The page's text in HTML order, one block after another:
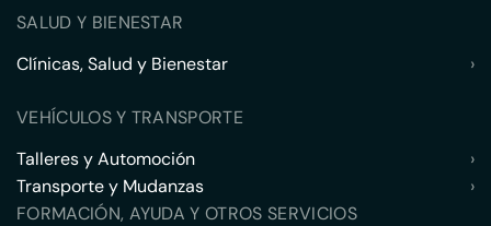
SALUD Y BIENESTAR
Clínicas, Salud y Bienestar
›
VEHÍCULOS Y TRANSPORTE
Talleres y Automoción
›
Transporte y Mudanzas
›
FORMACIÓN, AYUDA Y OTROS SERVICIOS